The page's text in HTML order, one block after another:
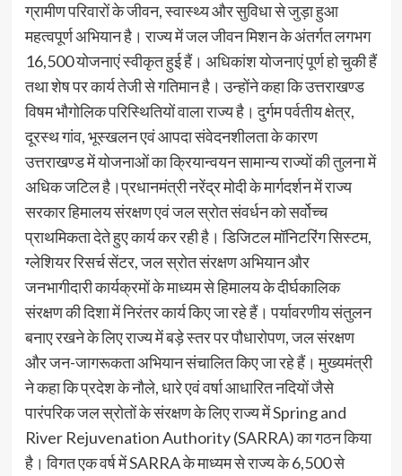
ग्रामीण परिवारों के जीवन, स्वास्थ्य और सुविधा से जुड़ा हुआ
महत्वपूर्ण अभियान है। राज्य में जल जीवन मिशन के अंतर्गत लगभग
16,500 योजनाएं स्वीकृत हुई हैं। अधिकांश योजनाएं पूर्ण हो चुकी हैं
तथा शेष पर कार्य तेजी से गतिमान है। उन्होंने कहा कि उत्तराखण्ड
विषम भौगोलिक परिस्थितियों वाला राज्य है। दुर्गम पर्वतीय क्षेत्र,
दूरस्थ गांव, भूस्खलन एवं आपदा संवेदनशीलता के कारण
उत्तराखण्ड में योजनाओं का क्रियान्वयन सामान्य राज्यों की तुलना में
अधिक जटिल है।प्रधानमंत्री नरेंद्र मोदी के मार्गदर्शन में राज्य
सरकार हिमालय संरक्षण एवं जल स्रोत संवर्धन को सर्वोच्च
प्राथमिकता देते हुए कार्य कर रही है। डिजिटल मॉनिटरिंग सिस्टम,
ग्लेशियर रिसर्च सेंटर, जल स्रोत संरक्षण अभियान और
जनभागीदारी कार्यक्रमों के माध्यम से हिमालय के दीर्घकालिक
संरक्षण की दिशा में निरंतर कार्य किए जा रहे हैं। पर्यावरणीय संतुलन
बनाए रखने के लिए राज्य में बड़े स्तर पर पौधारोपण, जल संरक्षण
और जन-जागरूकता अभियान संचालित किए जा रहे हैं। मुख्यमंत्री
ने कहा कि प्रदेश के नौले, धारे एवं वर्षा आधारित नदियों जैसे
पारंपरिक जल स्रोतों के संरक्षण के लिए राज्य में Spring and
River Rejuvenation Authority (SARRA) का गठन किया
है। विगत एक वर्ष में SARRA के माध्यम से राज्य के 6,500 से